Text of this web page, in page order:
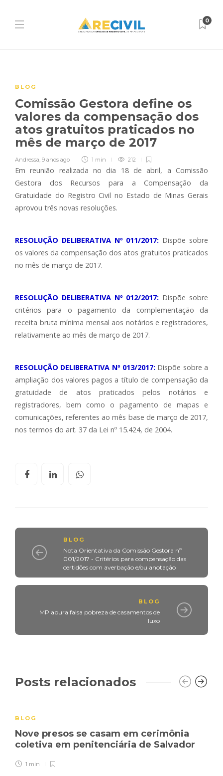
0
BLOG
Comissão Gestora define os
valores da compensação dos
atos gratuitos praticados no
mês de março de 2017
Andressa, 9 anos ago 1 min 212
Em reunião realizada no dia 18 de abril, a Comissão
Gestora dos Recursos para a Compensação da
Gratuidade do Registro Civil no Estado de Minas Gerais
aprovou três novas resoluções.
RESOLUÇÃO DELIBERATIVA Nº 011/2017: Dispõe sobre
os valores da compensação dos atos gratuitos praticados
no mês de março de 2017.
RESOLUÇÃO DELIBERATIVA Nº 012/2017: Dispõe sobre
critérios para o pagamento da complementação da
receita bruta mínima mensal aos notários e registradores,
relativamente ao mês de março de 2017.
RESOLUÇÃO DELIBERATIVA Nº 013/2017: Dispõe sobre a
ampliação dos valores pagos a título de compensação da
gratuidade de atos praticados pelos notários e
registradores, bem como o pagamento de mapas e
comunicações, referentes ao mês base de março de 2017,
nos termos do art. 37 da Lei nº 15.424, de 2004.
BLOG
Nota Orientativa da Comissão Gestora nº
001/2017 - Critérios para compensação das
certidões com averbação e/ou anotação
BLOG
MP apura falsa pobreza de casamentos de
luxo
Posts relacionados
BLOG
Nove presos se casam em cerimônia
coletiva em penitenciária de Salvador
1 min